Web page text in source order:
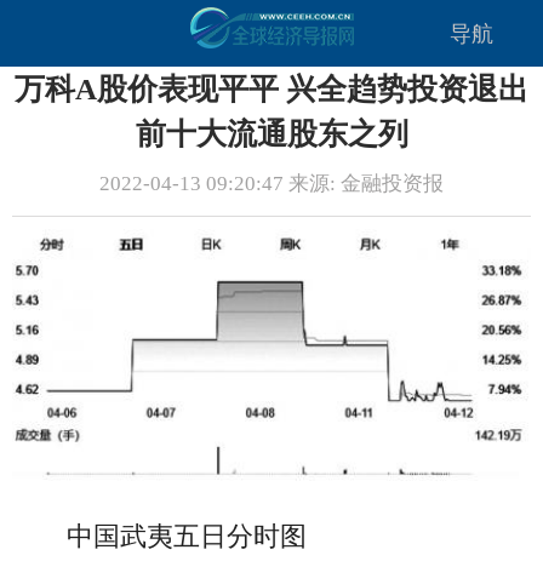
导航
万科A股价表现平平 兴全趋势投资退出
前十大流通股东之列
2022-04-13 09:20:47 来源: 金融投资报
中国武夷五日分时图